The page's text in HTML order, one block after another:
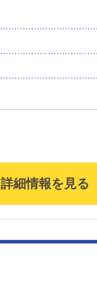
詳細情報を見る